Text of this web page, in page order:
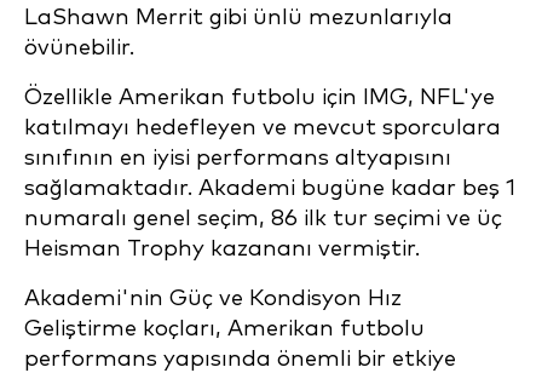
LaShawn Merrit gibi ünlü mezunlarıyla
övünebilir.
Özellikle Amerikan futbolu için IMG, NFL'ye
katılmayı hedefleyen ve mevcut sporculara
sınıfının en iyisi performans altyapısını
sağlamaktadır. Akademi bugüne kadar beş 1
numaralı genel seçim, 86 ilk tur seçimi ve üç
Heisman Trophy kazananı vermiştir.
Akademi'nin Güç ve Kondisyon Hız
Geliştirme koçları, Amerikan futbolu
performans yapısında önemli bir etkiye